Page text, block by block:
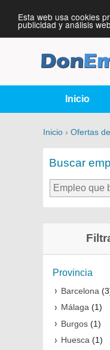
Esta web usa cookies
publicidad y análisis
Inicio
Inicio › Ofertas
Buscar
Provincia
Barcelona
Málaga(1)
Burgos(1)
Huesca(1)